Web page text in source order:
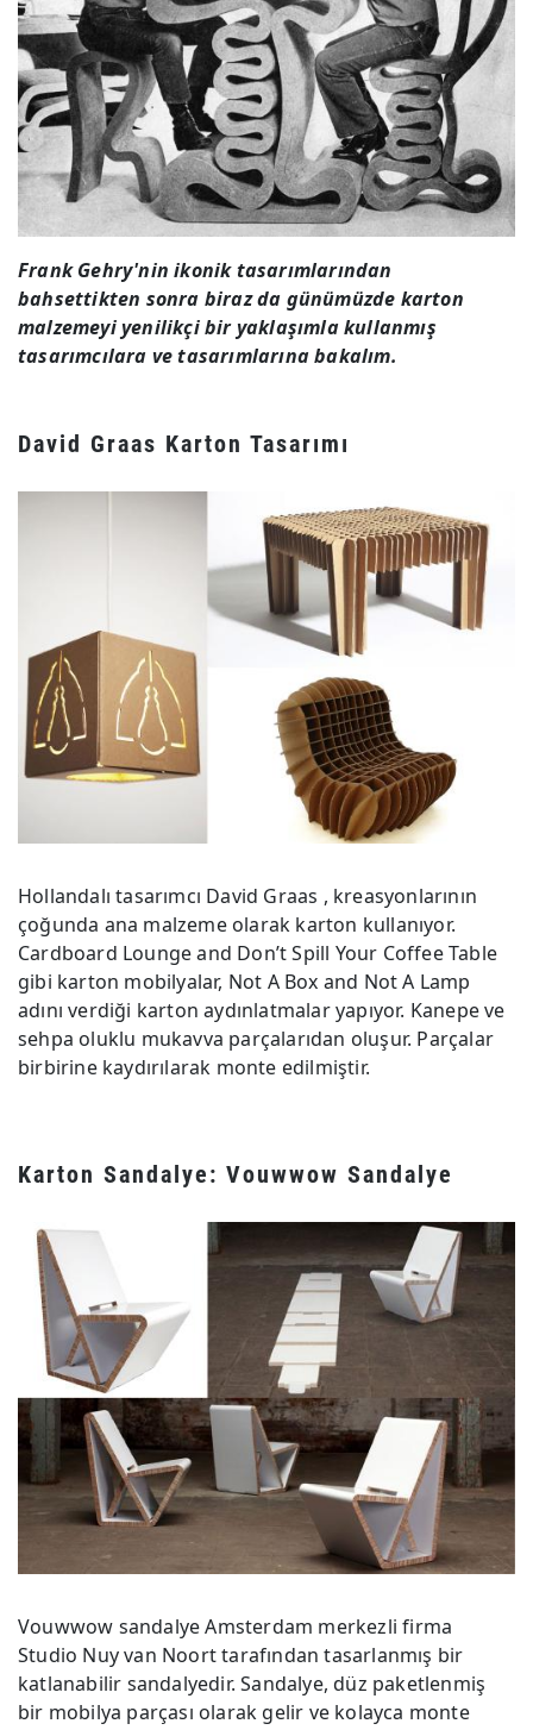
Frank Gehry'nin ikonik tasarımlarından
bahsettikten sonra biraz da günümüzde karton
malzemeyi yenilikçi bir yaklaşımla kullanmış
tasarımcılara ve tasarımlarına bakalım.
David Graas Karton Tasarımı
Hollandalı tasarımcı David Graas , kreasyonlarının
çoğunda ana malzeme olarak karton kullanıyor.
Cardboard Lounge and Don’t Spill Your Coffee Table
gibi karton mobilyalar, Not A Box and Not A Lamp
adını verdiği karton aydınlatmalar yapıyor. Kanepe ve
sehpa oluklu mukavva parçalarıdan oluşur. Parçalar
birbirine kaydırılarak monte edilmiştir.
Karton Sandalye: Vouwwow Sandalye
Vouwwow sandalye Amsterdam merkezli firma
Studio Nuy van Noort tarafından tasarlanmış bir
katlanabilir sandalyedir. Sandalye, düz paketlenmiş
bir mobilya parçası olarak gelir ve kolayca monte